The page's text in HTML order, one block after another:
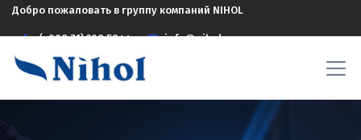
Добро пожаловать в группу компаний NIHOL
(+998 71) 208 5844 info@nihol.uz